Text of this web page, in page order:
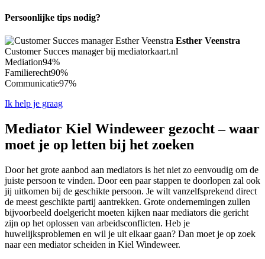
Persoonlijke tips nodig?
Esther Veenstra
Customer Succes manager bij mediatorkaart.nl
Mediation94%
Familierecht90%
Communicatie97%
Ik help je graag
Mediator Kiel Windeweer gezocht – waar
moet je op letten bij het zoeken
Door het grote aanbod aan mediators is het niet zo eenvoudig om de
juiste persoon te vinden. Door een paar stappen te doorlopen zal ook
jij uitkomen bij de geschikte persoon. Je wilt vanzelfsprekend direct
de meest geschikte partij aantrekken. Grote ondernemingen zullen
bijvoorbeeld doelgericht moeten kijken naar mediators die gericht
zijn op het oplossen van arbeidsconflicten. Heb je
huwelijksproblemen en wil je uit elkaar gaan? Dan moet je op zoek
naar een mediator scheiden in Kiel Windeweer.